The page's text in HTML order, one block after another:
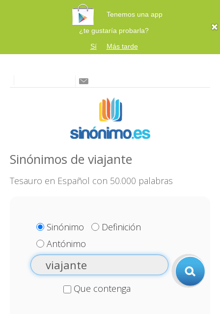
Tenemos una app
¿te gustaría probarla?
Sí
Más tarde
Sinónimos de viajante
Tesauro en Español con 50.000 palabras
Sinónimo
Definición
Antónimo
Que contenga